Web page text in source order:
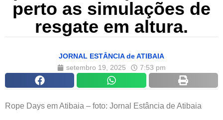
perto as simulações de
resgate em altura.
JORNAL ESTÂNCIA de ATIBAIA
setembro 19, 2025
7:53 pm
Rope Days em Atibaia – foto: Jornal Estância de Atibaia